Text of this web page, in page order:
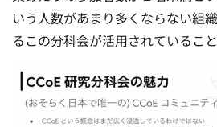
いう人数があまり多くならない組
るこの分科会が活用されているこ